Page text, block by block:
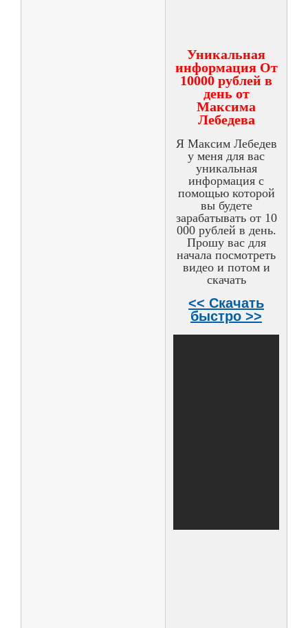
Уникальная
информация От
10000 рублей в
день от
Максима
Лебедева
Я Максим Лебедев
у меня для вас
уникальная
информация с
помощью которой
вы будете
зарабатывать от 10
000 рублей в день.
Прошу вас для
начала посмотреть
видео и потом и
скачать
<< Скачать
быстро >>